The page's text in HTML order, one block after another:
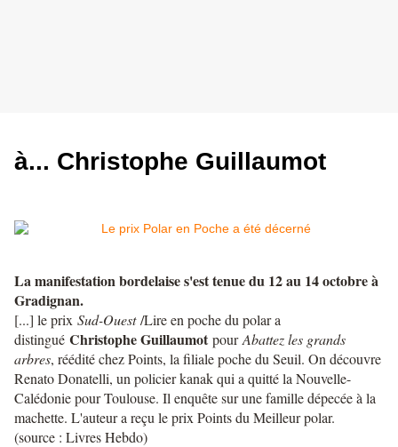
à... Christophe Guillaumot
La manifestation bordelaise s'est tenue du 12 au 14 octobre à
Gradignan.
[...] le prix Sud-Ouest/Lire en poche du polar a
distingué Christophe Guillaumot pourAbattez les grands
arbres, réédité chez Points, la filiale poche du Seuil. On découvre
Renato Donatelli, un policier kanak qui a quitté la Nouvelle-
Calédonie pour Toulouse. Il enquête sur une famille dépecée à la
machette. L'auteur a reçu le prix Points du Meilleur polar.
(source : Livres Hebdo)